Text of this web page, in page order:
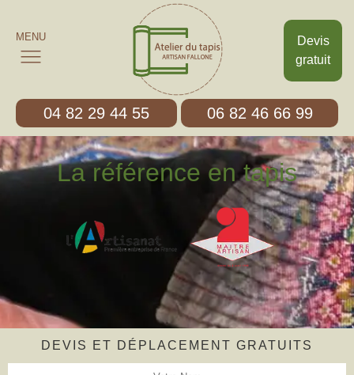
Devis
gratuit
MENU
04 82 29 44 55 06 82 46 66 99
La référence en tapis
DEVIS ET DÉPLACEMENT GRATUITS